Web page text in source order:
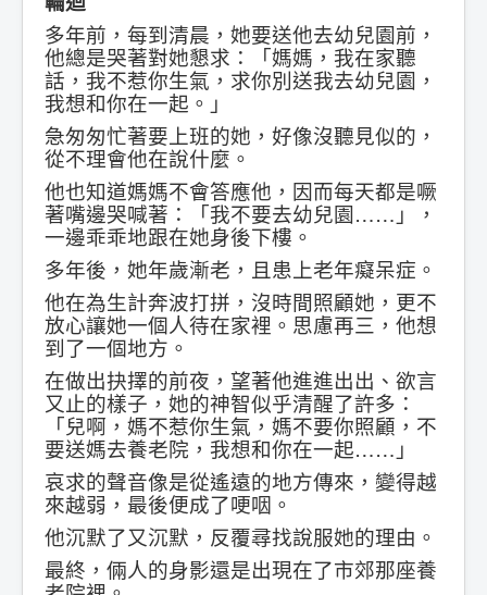
多年前，每到清晨，她要送他去幼兒園前，
他總是哭著對她懇求：「媽媽，我在家聽
話，我不惹你生氣，求你別送我去幼兒園，
我想和你在一起。」
急匆匆忙著要上班的她，好像沒聽見似的，
從不理會他在說什麼。
他也知道媽媽不會答應他，因而每天都是噘
著嘴邊哭喊著：「我不要去幼兒園……」，
一邊乖乖地跟在她身後下樓。
多年後，她年歲漸老，且患上老年癡呆症。
他在為生計奔波打拼，沒時間照顧她，更不
放心讓她一個人待在家裡。思慮再三，他想
到了一個地方。
在做出抉擇的前夜，望著他進進出出、欲言
又止的樣子，她的神智似乎清醒了許多：
「兒啊，媽不惹你生氣，媽不要你照顧，不
要送媽去養老院，我想和你在一起……」
哀求的聲音像是從遙遠的地方傳來，變得越
來越弱，最後便成了哽咽。
他沉默了又沉默，反覆尋找說服她的理由。
最終，倆人的身影還是出現在了市郊那座養